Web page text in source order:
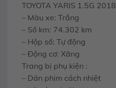
TOYOTA YARIS 1.5G 2018
– Màu xe: Trắng
– Số km: 74.302 km
– Hộp số: Tự động
– Động cơ: Xăng
Trang bị phụ kiện :
– Dán phim cách nhiệt